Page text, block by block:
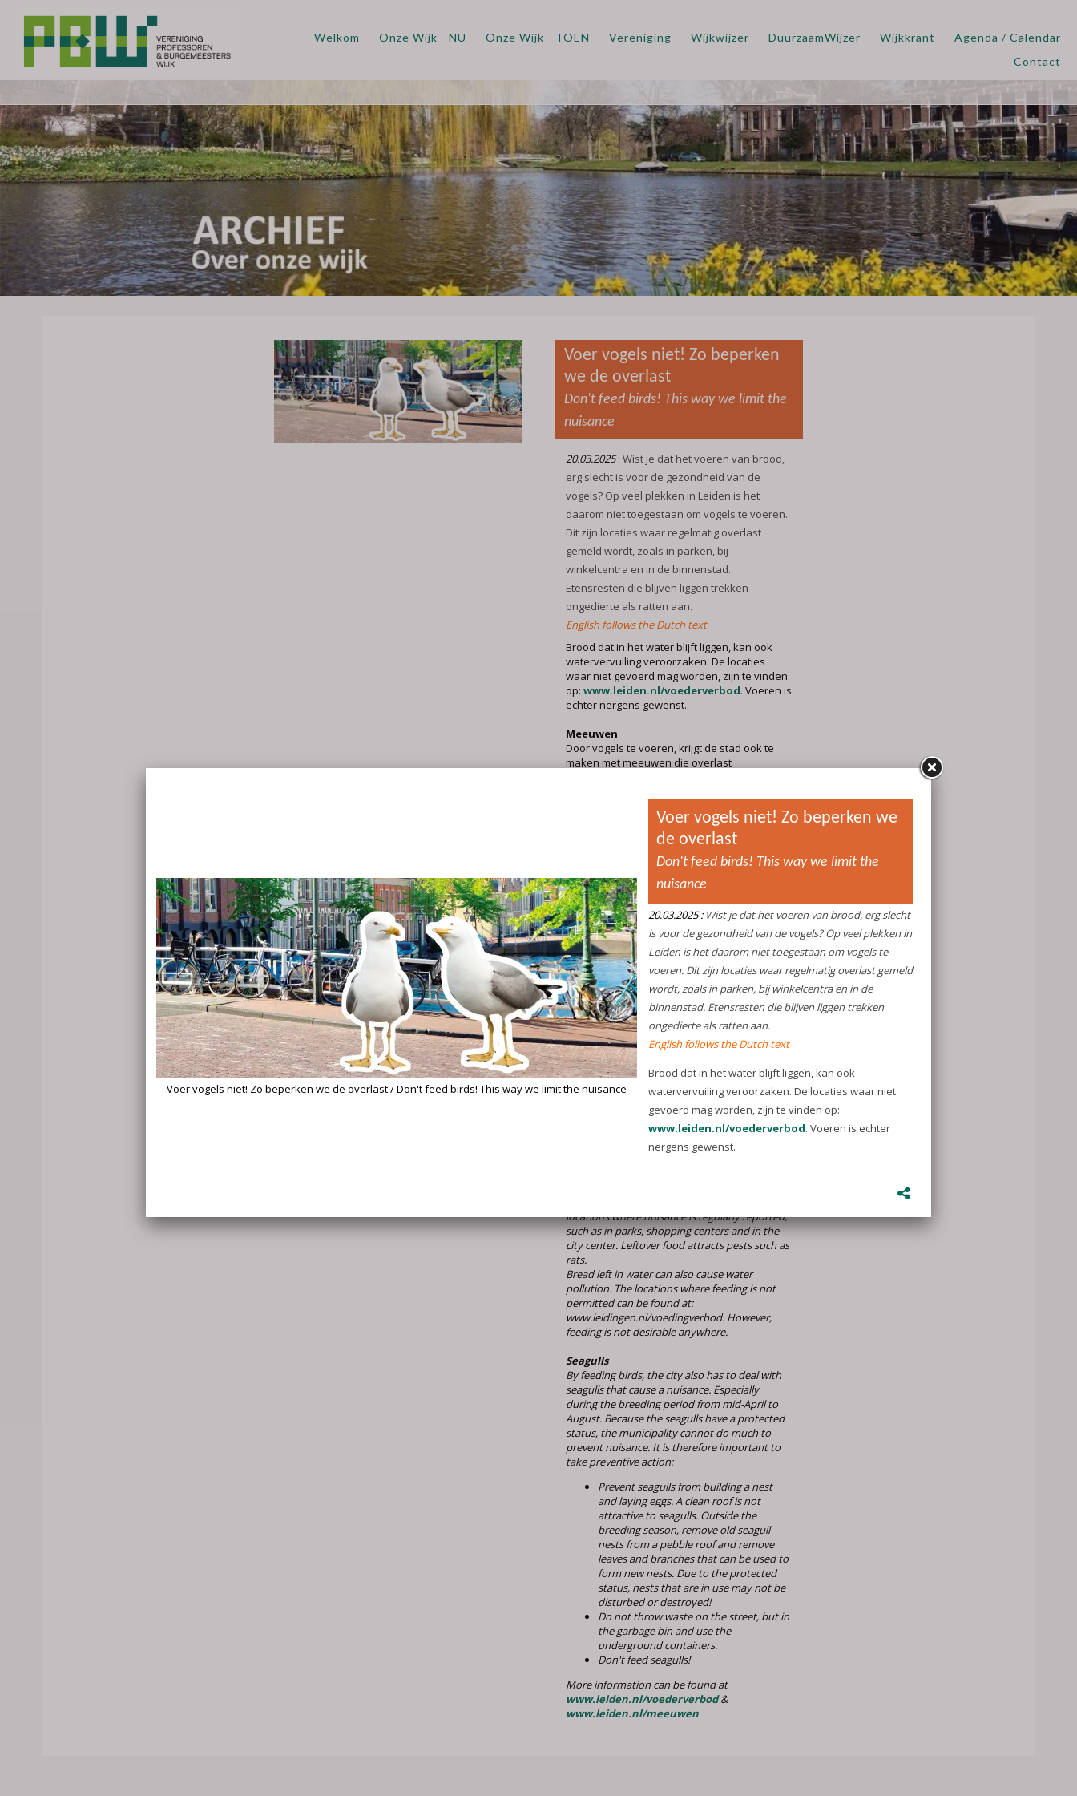
Welkom Onze Wijk - NU Onze Wijk - TOEN Vereniging Wijkwijzer DuurzaamWijzer Wijkkrant
Agenda / Calendar
Contact
Voer vogels niet! Zo beperken
we de overlast
Don't feed birds! This way we limit the
nuisance
20.03.2025: Wist je dat het voeren van brood,
erg slecht is voor de gezondheid van de
vogels? Op veel plekken in Leiden is het
daarom niet toegestaan om vogels te voeren.
Dit zijn locaties waar regelmatig overlast
gemeld wordt, zoals in parken, bij
winkelcentra en in de binnenstad.
Etensresten die blijven liggen trekken
ongedierte als ratten aan.
English follows the Dutch text
Brood dat in het water blijft liggen, kan ook
watervervuiling veroorzaken. De locaties
waar niet gevoerd mag worden, zijn te vinden
op: www.leiden.nl/voederverbod. Voeren is
echter nergens gewenst.
Meeuwen
Door vogels te voeren, krijgt de stad ook te
maken met meeuwen die overlast
kan de gemeente niet veel doen om overlast
te voorkomen. Het is daarom belangrijk om
preventief te werk te gaan:
bouwen en eieren leggen. Een schoon
dak is niet aantrekkelijk voor meeuwen.
Haal op een dak met kiezels buiten het
broedseizoen oude meeuwennesten
weg, verwijder bladeren en takken
waar nieuwe nesten mee gevormd
kunnen worden. Door de beschermde
status mogen nesten die in gebruik zijn
niet verstoord of vernietigd worden!
Gooi afval niet op straat, maar in de
vuilnisbak en gebruik de ondergrondse
containers.
Voer meeuwen niet!
Meer informatie kun je vinden op
www.leiden.nl/voederverboden
www.leiden.nl/meeuwen.
Don't feed birds! This way we limit the
locations where nuisance is regularly reported,
such as in parks, shopping centers and in the
city center. Leftover food attracts pests such as
rats.
Bread left in water can also cause water
pollution. The locations where feeding is not
permitted can be found at:
www.leidingen.nl/voedingverbod. However,
feeding is not desirable anywhere.
Seagulls
By feeding birds, the city also has to deal with
seagulls that cause a nuisance. Especially
during the breeding period from mid-April to
August. Because the seagulls have a protected
status, the municipality cannot do much to
prevent nuisance. It is therefore important to
take preventive action:
Prevent seagulls from building a nest
and laying eggs. A clean roof is not
attractive to seagulls. Outside the
breeding season, remove old seagull
nests from a pebble roof and remove
leaves and branches that can be used to
form new nests. Due to the protected
status, nests that are in use may not be
disturbed or destroyed!
Do not throw waste on the street, but in
the garbage bin and use the
underground containers.
Don't feed seagulls!
More information can be found at
www.leiden.nl/voederverbod&
www.leiden.nl/meeuwen